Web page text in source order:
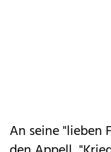
An seine "lieben